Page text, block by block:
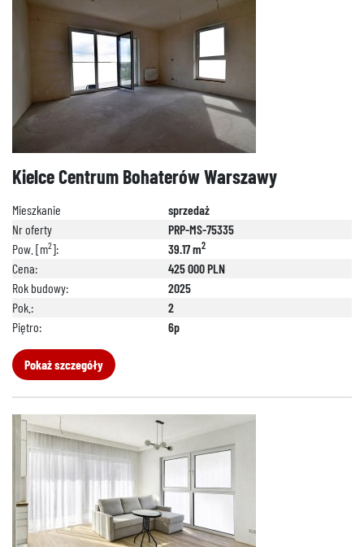
Kielce Centrum Bohaterów Warszawy
Mieszkanie
sprzedaż
Nr oferty
PRP-MS-75335
Pow. [m2]: 39.17 m2
Cena:
425 000 PLN
Rok budowy:
2025
Pok.:
2
Piętro:
6p
Pokaż szczegóły